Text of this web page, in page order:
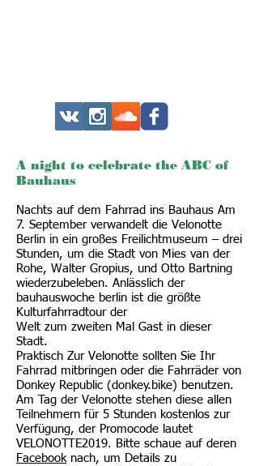
A night to celebrate the ABC of
Bauhaus
Nachts auf dem Fahrrad ins Bauhaus Am
7. September verwandelt die Velonotte
Berlin in ein großes Freilichtmuseum – drei
Stunden, um die Stadt von Mies van der
Rohe, Walter Gropius, und Otto Bartning
wiederzubeleben. Anlässlich der
bauhauswoche berlin ist die größte
Kulturfahrradtour der
Welt zum zweiten Mal Gast in dieser
Stadt.
Praktisch Zur Velonotte sollten Sie Ihr
Fahrrad mitbringen oder die Fahrräder von
Donkey Republic (donkey.bike) benutzen.
Am Tag der Velonotte stehen diese allen
Teilnehmern für 5 Stunden kostenlos zur
Verfügung, der Promocode lautet
VELONOTTE2019. Bitte schaue auf deren
Facebooknach, um Details zu